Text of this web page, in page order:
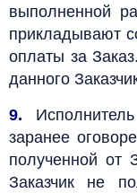
выполненной
прикладывают
оплаты за
данного
9.
заранее
полученной от
Заказчик не